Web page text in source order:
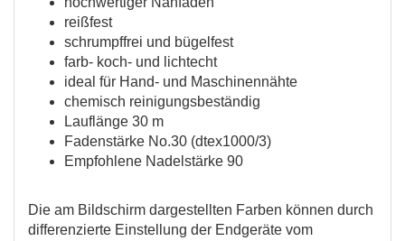
578
177 106 417
reißfest
schrumpffrei und bügelfest
farb- koch- und lichtecht
ideal für Hand- und Maschinennähte
chemisch reinigungsbeständig
Lauflänge 30 m
Fadenstärke No.30 (dtex1000/3)
Empfohlene Nadelstärke 90
Die am Bildschirm dargestellten Farben können durch
differenzierte Einstellung der Endgeräte vom